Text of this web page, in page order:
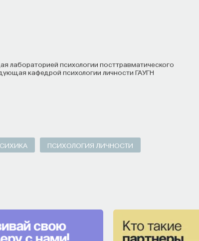
кафедрой психологии личности ГАУГН
ПСИХОЛОГИЯ ЛИЧНОСТИ